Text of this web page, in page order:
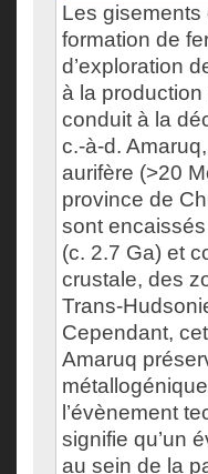
Les gisements
formation de
d’exploration
à la production
conduit à la
c.-à-d.
aurifère (>20
province de
sont
(c. 2.7 Ga) et
crustale, des
Trans-
Cependant,
Amaruq
l’évènement
signifie qu’un
au sein de la